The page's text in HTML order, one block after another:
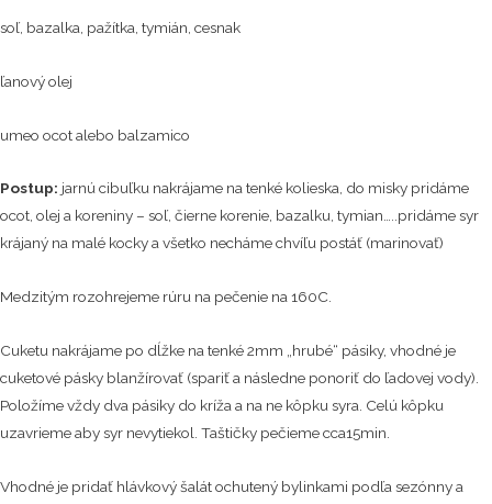
soľ, bazalka, pažítka, tymián, cesnak
ľanový olej
umeo ocot alebo balzamico
Postup: jarnú cibuľku nakrájame na tenké kolieska, do misky pridáme
ocot, olej a koreniny – soľ, čierne korenie, bazalku, tymian…..pridáme syr
krájaný na malé kocky a všetko necháme chvíľu postáť (marinovať)
Medzitým rozohrejeme rúru na pečenie na 160C.
Cuketu nakrájame po dĺžke na tenké 2mm „hrubé“ pásiky, vhodné je
cuketové pásky blanžírovať (spariť a následne ponoriť do ľadovej vody).
Položíme vždy dva pásiky do kríža a na ne kôpku syra. Celú kôpku
uzavrieme aby syr nevytiekol. Taštičky pečieme cca15min.
Vhodné je pridať hlávkový šalát ochutený bylinkami podľa sezónny a